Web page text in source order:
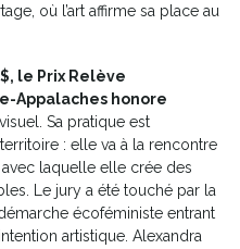
où l’art affirme sa place au
le Prix Relève
Appalaches honore
Sa pratique est
: elle va à la rencontre
laquelle elle crée des
Le jury a été touché par la
écoféministe entrant
artistique. Alexandra